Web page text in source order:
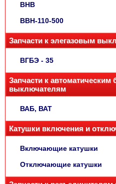
ВНВ
ВВН-110-500
Запчасти к элегазовым
ВГБЭ - 35
Запчасти к
выключателям
ВАБ, ВАТ
Катушки включения и
Включающие катушки
Отключающие катушки